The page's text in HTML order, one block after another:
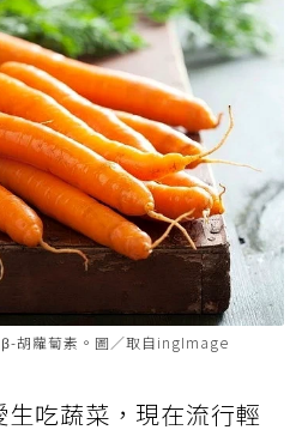
胡蘿蔔素。圖／取自ingImage
吃蔬菜，現在流行輕